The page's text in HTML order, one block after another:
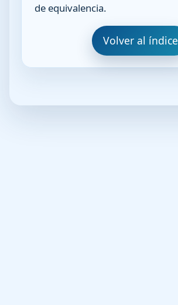
de equivalencia.
Volver al índice